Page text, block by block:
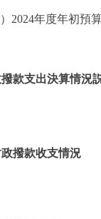
2024年度年初預
款支出決算情況
撥款收支情況